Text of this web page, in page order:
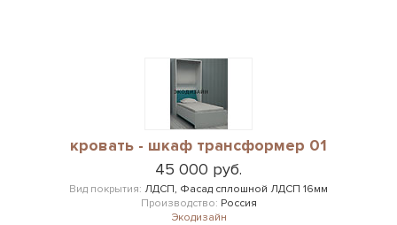
кровать - шкаф трансформер 01
45 000 руб.
Вид покрытия: ЛДСП, Фасад сплошной ЛДСП 16мм
Производство: Россия
Экодизайн